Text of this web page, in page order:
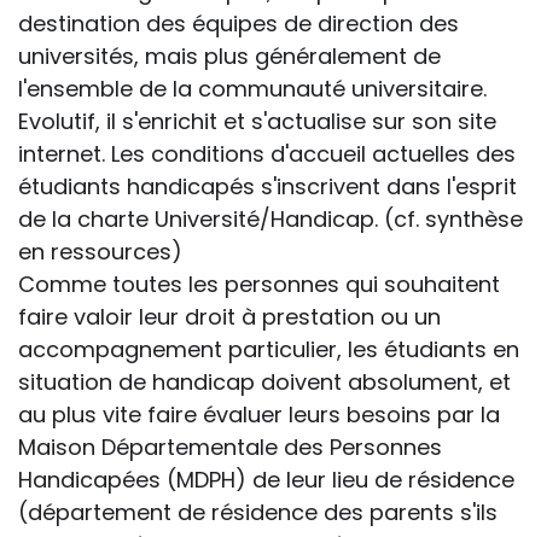
destination des équipes de direction des
universités, mais plus généralement de
l'ensemble de la communauté universitaire.
Evolutif, il s'enrichit et s'actualise sur son site
internet. Les conditions d'accueil actuelles des
étudiants handicapés s'inscrivent dans l'esprit
de la charte Université/Handicap. (cf. synthèse
en ressources)
Comme toutes les personnes qui souhaitent
faire valoir leur droit à prestation ou un
accompagnement particulier, les étudiants en
situation de handicap doivent absolument, et
au plus vite faire évaluer leurs besoins par la
Maison Départementale des Personnes
Handicapées (MDPH) de leur lieu de résidence
(département de résidence des parents s'ils